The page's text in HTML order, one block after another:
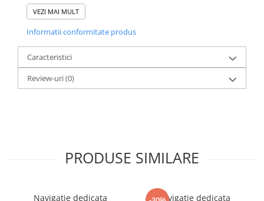
VEZI MAI MULT
Informatii conformitate produs
Caracteristici
Review-uri(0)
PRODUSE SIMILARE
Navigatie dedicata
Navigatie dedicata